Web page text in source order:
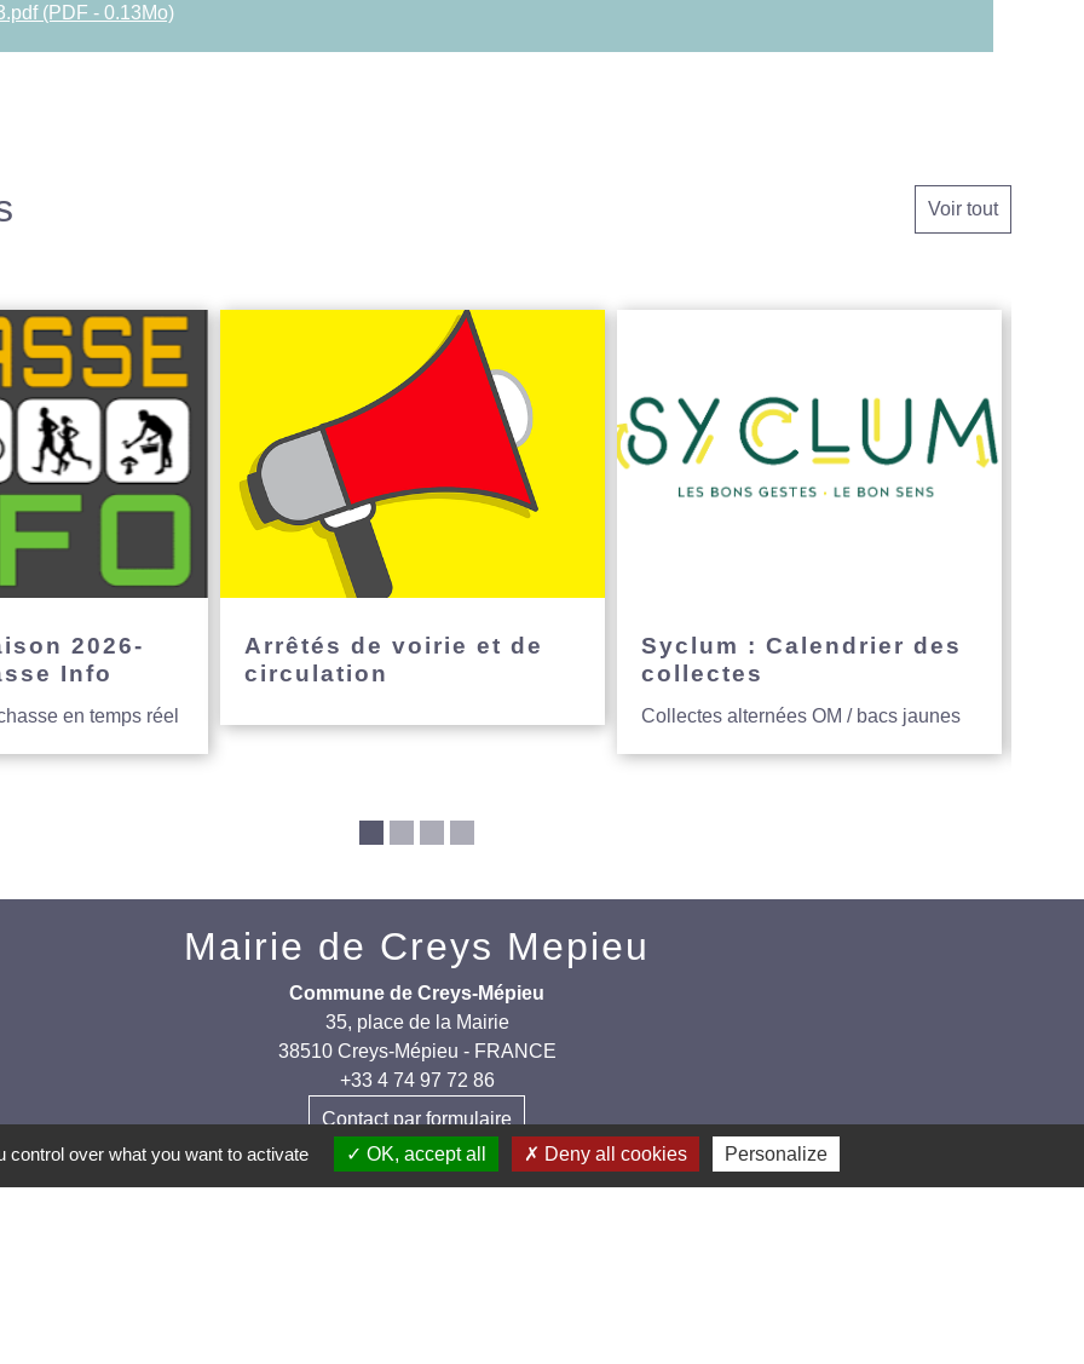
(PDF - 0.13Mo)
Voir tout
2026-
Info
en temps réel
Arrêtés de voirie et de
circulation
Syclum : Calendrier des
collectes
Collectes alternées OM / bacs jaunes
Mairie de Creys Mepieu
Commune de Creys-Mépieu
35, place de la Mairie
38510 Creys-Mépieu - FRANCE
+33 4 74 97 72 86
Contact par formulaire
over what you want to activate OK, accept all Deny all cookies Personalize